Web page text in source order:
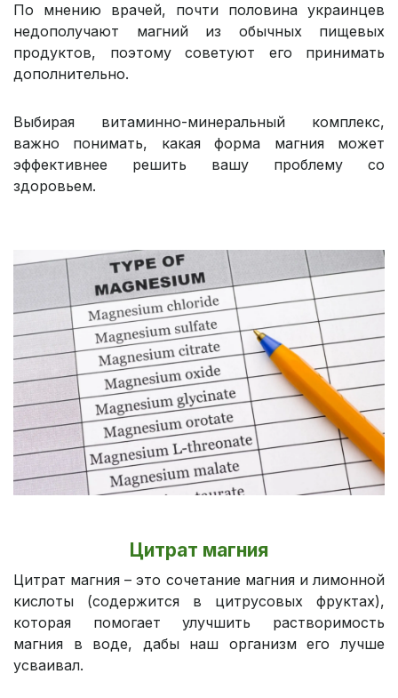
По мнению врачей, почти половина украинцев
недополучают магний из обычных пищевых
продуктов, поэтому советуют его принимать
дополнительно.
Выбирая витаминно-минеральный комплекс,
важно понимать, какая форма магния может
эффективнее решить вашу проблему со
здоровьем.
Цитрат магния
Цитрат магния – это сочетание магния и лимонной
кислоты (содержится в цитрусовых фруктах),
которая помогает улучшить растворимость
магния в воде, дабы наш организм его лучше
усваивал.